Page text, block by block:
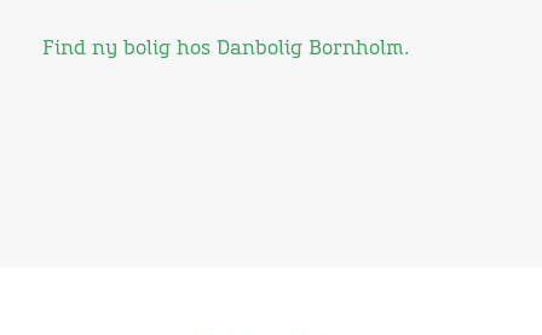
Find ny bolig hos Danbolig Bornholm.